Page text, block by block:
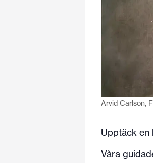
Arvid Carlson,
Upptäck en
Våra